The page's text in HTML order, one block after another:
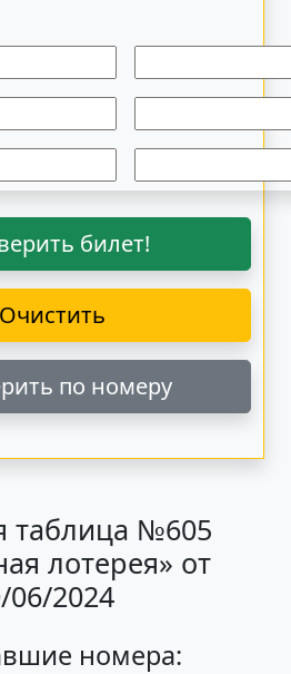
билет!
Очистить
по номеру
таблица №605
лотерея» от
06/2024
номера: